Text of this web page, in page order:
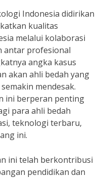
Indonesia didirikan
kualitas
melalui kolaborasi
antar profesional
angka kasus
akan ahli bedah yang
mendesak.
ini berperan penting
para ahli bedah
teknologi terbaru,
ini.
ini telah berkontribusi
pendidikan dan